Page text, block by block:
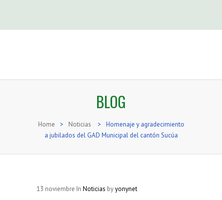
BLOG
Home > Noticias >
Homenaje y agradecimiento
a jubilados del GAD Municipal del cantón Sucúa
13 noviembre In Noticias byyonynet